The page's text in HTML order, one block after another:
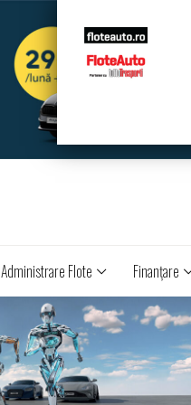
Administrare Flote Finanţare